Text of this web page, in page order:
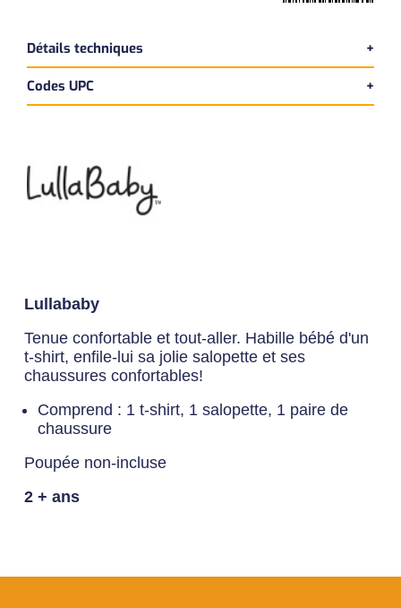
Détails techniques
Version bilingue
Hauteur:
Poids:
Codes UPC
Lullababy
Tenue confortable et tout-aller. Habille bébé d'un
t-shirt, enfile-lui sa jolie salopette et ses
chaussures confortables!
Comprend : 1 t-shirt, 1 salopette, 1 paire de
chaussure
Poupée non-incluse
2 + ans